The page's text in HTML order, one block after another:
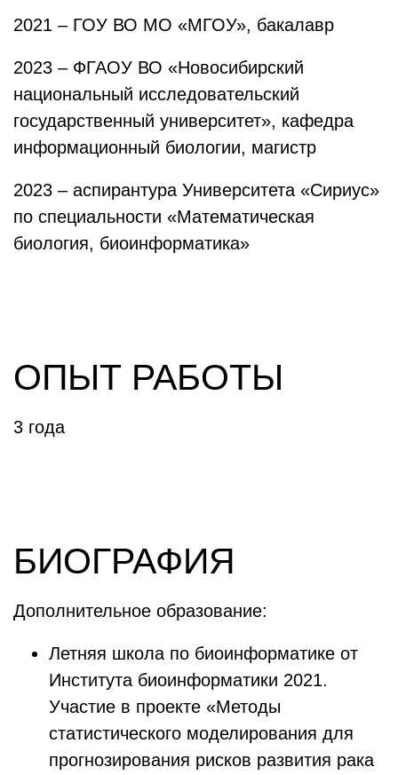
2021 – ГОУ ВО МО «МГОУ», бакалавр
2023 – ФГАОУ ВО «Новосибирский
национальный исследовательский
государственный университет», кафедра
информационный биологии, магистр
2023 – аспирантура Университета «Сириус»
по специальности «Математическая
биология, биоинформатика»
ОПЫТ РАБОТЫ
3 года
БИОГРАФИЯ
Дополнительное образование:
Летняя школа по биоинформатике от
Института биоинформатики 2021.
Участие в проекте «Методы
статистического моделирования для
прогнозирования рисков развития рака